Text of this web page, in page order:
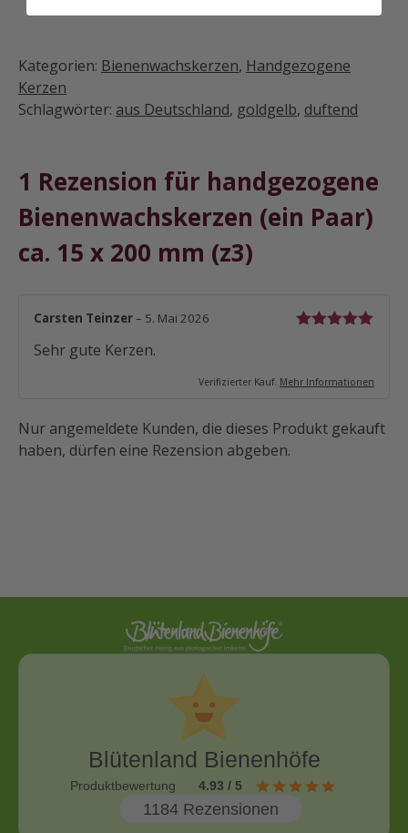
Kategorien: Bienenwachskerzen, Handgezogene
Kerzen
Schlagwörter: aus Deutschland, goldgelb, duftend
1 Rezension für handgezogene
Bienenwachskerzen (ein Paar)
ca. 15 x 200 mm (z3)
Carsten Teinzer– 5. Mai 2026
Sehr gute Kerzen.
Verifizierter Kauf. Mehr Informationen
Nur angemeldete Kunden, die dieses Produkt gekauft
haben, dürfen eine Rezension abgeben.
Blütenland Bienenhöfe
Produktbewertung 4.93 / 5
1184 Rezensionen